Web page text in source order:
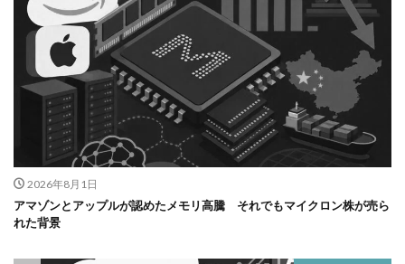
2026年8月1日
アマゾンとアップルが認めたメモリ高騰 それでもマイクロン株が売ら
れた背景